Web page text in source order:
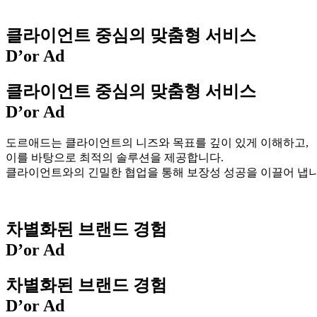
클라이언트 중심의 맞춤형 서비스
D’or Ad
클라이언트 중심의 맞춤형 서비스
D’or Ad
도르애드는 클라이언트의 니즈와 목표를 깊이 있게 이해하고,
이를 바탕으로 최적의 솔루션을 제공합니다.
클라이언트와의 긴밀한 협업을 통해 보장성 성공을 이끌어 냅
차별화된 브랜드 경험
D’or Ad
차별화된 브랜드 경험
D’or Ad